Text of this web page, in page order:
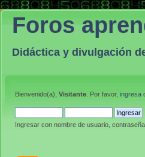
Foros
Didáctica y divulgación
Bienvenido(a), Visitante . Por favor, ingresa
Ingresar con nombre de usuario,